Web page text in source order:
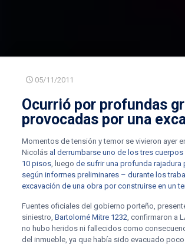
05/11/2011
Ocurrió por profundas
provocadas por una
Momentos de tensión y temor se vivieron ayer
Nicolás al derrumbarse uno de los tres
10 pisos, luego de sufrir una profunda rajadura
según informes preliminares – durante los
excavación de una obra por construirse en un
Fuentes oficiales del gobierno porteño,
siniestro, Bartolomé Mitre 1232, confirmaron a
no hubo heridos ni fallecidos como
del inmueble, ya que había sido evacuado